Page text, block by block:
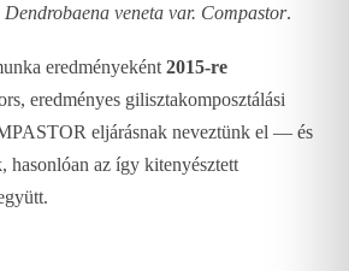
Dendrobaena veneta var. Compastor.
eredményeként 2015-re
eredményes gilisztakomposztálási
eljárásnak neveztünk el — és
hasonlóan az így kitenyésztett